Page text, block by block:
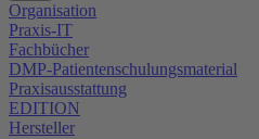
Organisation
Praxis-IT
Fachbücher
DMP-Patientenschulungsmaterial
Praxisausstattung
EDITION
Hersteller